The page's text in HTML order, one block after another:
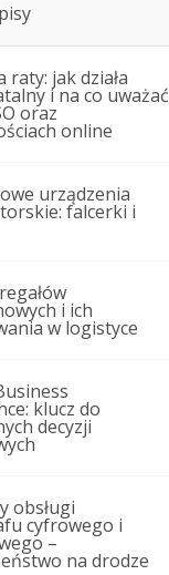
raty: jak działa
i na co uważać
oraz
online
urządzenia
falcerki i
i ich
w logistyce
klucz do
decyzji
obsługi
cyfrowego i
–
na drodze